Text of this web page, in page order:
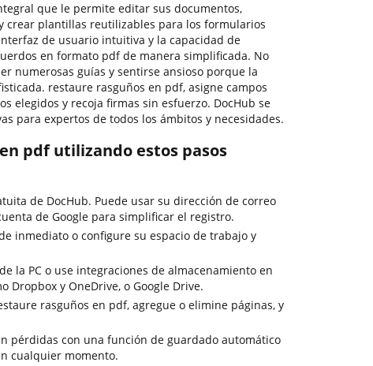
que le permite editar sus documentos,
crear plantillas reutilizables para los formularios
de usuario intuitiva y la capacidad de
en formato pdf de manera simplificada. No
numerosas guías y sentirse ansioso porque la
restaure rasguños en pdf, asigne campos
elegidos y recoja firmas sin esfuerzo. DocHub se
para expertos de todos los ámbitos y necesidades.
pdf utilizando estos pasos
de DocHub. Puede usar su dirección de correo
de Google para simplificar el registro.
inmediato o configure su espacio de trabajo y
la PC o use integraciones de almacenamiento en
Dropbox y OneDrive, o Google Drive.
rasguños en pdf, agregue o elimine páginas, y
pérdidas con una función de guardado automático
cualquier momento.